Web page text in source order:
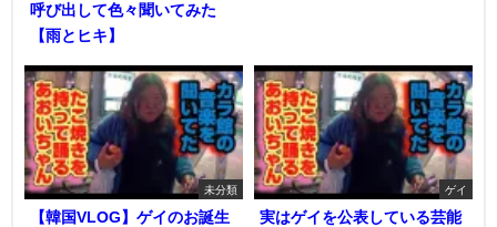
呼び出して色々聞いてみた
【雨とヒキ】
未分類
【韓国VLOG】ゲイのお誕生
ゲイ
実はゲイを公表している芸能